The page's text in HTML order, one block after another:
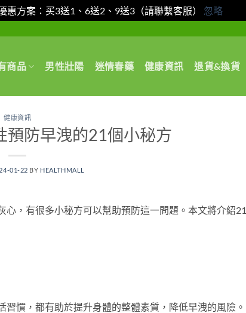
惠方案：买3送1、6送2、9送3（請聯繫客服） 忽略
商品 男性壯陽 迷情春藥 健康資訊 退貨&換貨
健康資訊
預防早洩的21個小秘方
01-22 BY HEALTHMALL
，有很多小秘方可以幫助預防這一問題。本文將介紹21
慣，都有助於提升身體的整體素質，降低早洩的風險。